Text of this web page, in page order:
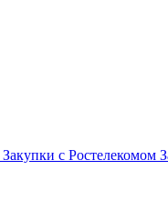
Закупки с Ростелекомом